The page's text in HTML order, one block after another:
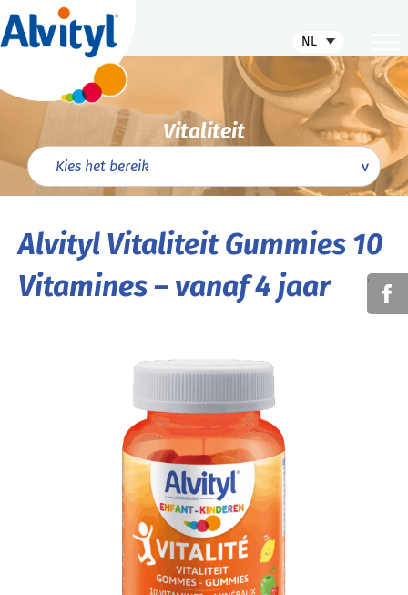
Vitaliteit
Alvityl Vitaliteit Gummies 10
Vitamines – vanaf 4 jaar
'
NL